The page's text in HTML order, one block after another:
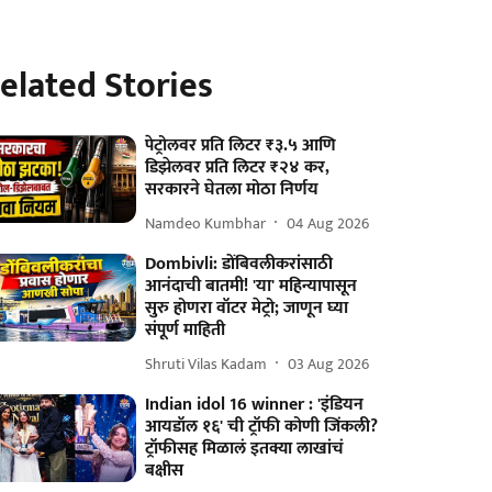
Stories
पेट्रोलवर प्रति लिटर ₹३.५ आणि
डिझेलवर प्रति लिटर ₹२४ कर,
सरकारने घेतला मोठा निर्णय
Namdeo Kumbhar 04 Aug 2026
Dombivli: डोंबिवलीकरांसाठी
आनंदाची बातमी! 'या' महिन्यापासून
सुरु होणरा वॉटर मेट्रो; जाणून घ्या
संपूर्ण माहिती
Shruti Vilas Kadam 03 Aug 2026
Indian idol 16 winner : 'इंडियन
आयडॉल १६' ची ट्रॉफी कोणी जिंकली?
ट्रॉफीसह मिळालं इतक्या लाखांचं
बक्षीस